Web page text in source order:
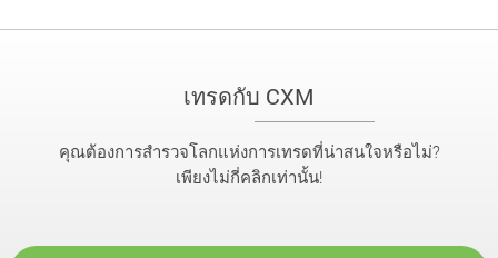
เทรดกับ CXM
คุณต้องการสำรวจโลกแห่งการเทรดที่น่าสนใจหรือไม่?
เพียงไม่กี่คลิกเท่านั้น!